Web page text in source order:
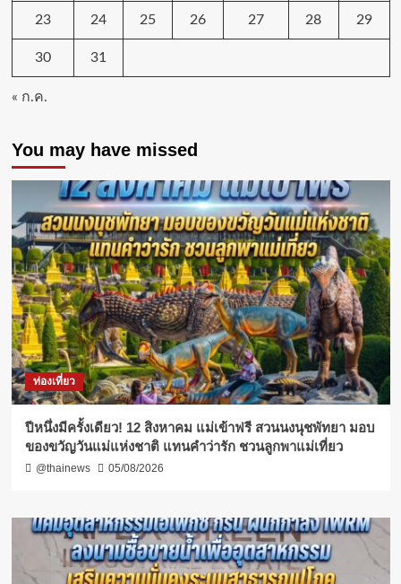
23 24 25 26 27 28 29
30 31
« ก.ค.
You may have missed
ท่องเที่ยว
ปีหนึ่งมีครั้งเดียว! 12 สิงหาคม แม่เข้าฟรี สวนนงนุชพัทยา มอบ
ของขวัญวันแม่แห่งชาติ แทนคำว่ารัก ชวนลูกพาแม่เที่ยว
@thainews 05/08/2026